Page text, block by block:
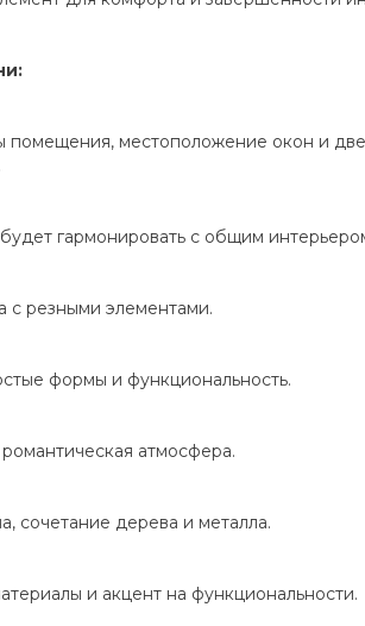
помещения, местоположение окон и
гармонировать с общим
с резными элементами.
формы и функциональность.
атмосфера.
сочетание дерева и металла.
и акцент на функциональности.